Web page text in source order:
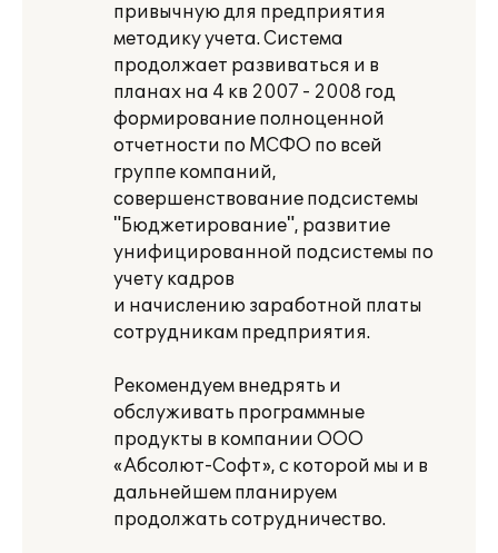
привычную для предприятия
методику учета. Система
продолжает развиваться и в
планах на 4 кв 2007 - 2008 год
формирование полноценной
отчетности по МСФО по всей
группе компаний,
совершенствование подсистемы
"Бюджетирование", развитие
унифицированной подсистемы по
учету кадров
и начислению заработной платы
сотрудникам предприятия.
Рекомендуем внедрять и
обслуживать программные
продукты в компании ООО
«Абсолют-Софт», с которой мы и в
дальнейшем планируем
продолжать сотрудничество.